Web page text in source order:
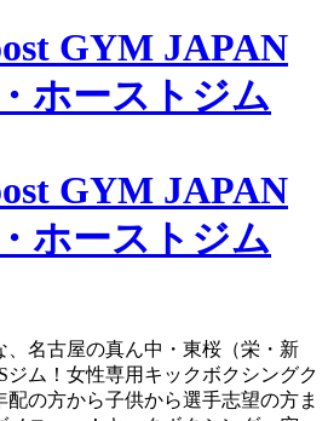
、名古屋の真ん中・東桜（栄・新
ジム！女性専用キックボクシングク
の方から子供から選手志望の方ま